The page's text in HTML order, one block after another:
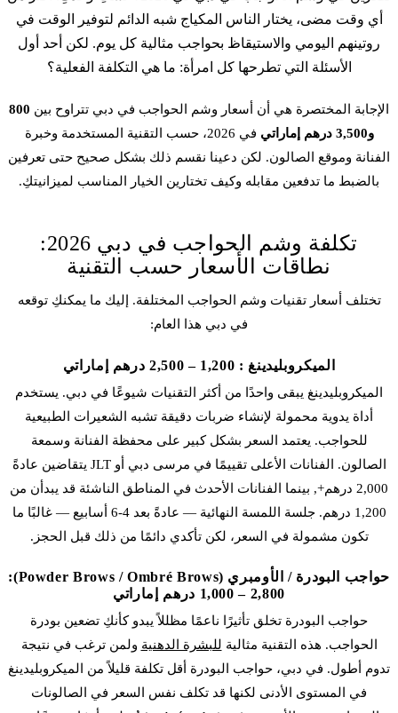
أي وقت مضى، يختار الناس المكياج شبه الدائم لتوفير الوقت في
روتينهم اليومي والاستيقاظ بحواجب مثالية كل يوم. لكن أحد أول
الأسئلة التي تطرحها كل امرأة: ما هي التكلفة الفعلية؟
الإجابة المختصرة هي أن أسعار وشم الحواجب في دبي تتراوح بين 800
و3,500 درهم إماراتي
في 2026، حسب التقنية المستخدمة وخبرة
الفنانة وموقع الصالون. لكن دعينا نقسم ذلك بشكل صحيح حتى تعرفين
بالضبط ما تدفعين مقابله وكيف تختارين الخيار المناسب لميزانيتكِ.
تكلفة وشم الحواجب في دبي 2026:
نطاقات الأسعار حسب التقنية
تختلف أسعار تقنيات وشم الحواجب المختلفة. إليك ما يمكنكِ توقعه
في دبي هذا العام:
الميكروبلیدينغ : 1,200 – 2,500 درهم إماراتي
الميكروبلیدينغ يبقى واحدًا من أكثر التقنيات شيوعًا في دبي. يستخدم
أداة يدوية محمولة لإنشاء ضربات دقيقة تشبه الشعيرات الطبيعية
للحواجب. يعتمد السعر بشكل كبير على محفظة الفنانة وسمعة
الصالون. الفنانات الأعلى تقييمًا في مرسى دبي أو JLT يتقاضين عادةً
2,000 درهم+, بينما الفنانات الأحدث في المناطق الناشئة قد يبدأن من
1,200 درهم. جلسة اللمسة النهائية — عادةً بعد 4-6 أسابيع — غالبًا ما
تكون مشمولة في السعر، لكن تأكدي دائمًا من ذلك قبل الحجز.
حواجب البودرة / الأومبري (Powder Brows / Ombré Brows):
1,000 – 2,800 درهم إماراتي
حواجب البودرة تخلق تأثيرًا ناعمًا مظللاً يبدو كأنكِ تضعين بودرة
الحواجب. هذه التقنية مثالية للبشرة الدهنية ولمن ترغب في نتيجة
تدوم أطول. في دبي، حواجب البودرة أقل تكلفة قليلاً من
الميكروبلیدينغ
في المستوى الأدنى لكنها قد تكلف نفس السعر في الصالونات